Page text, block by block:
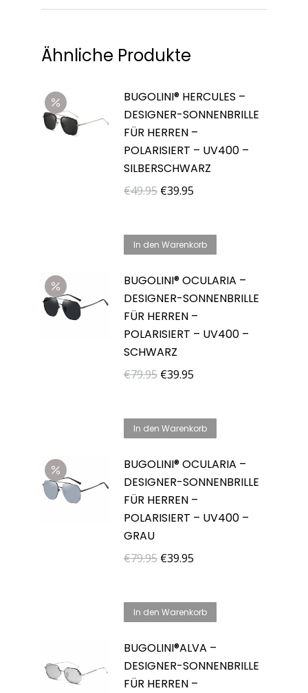
Ähnliche Produkte
BUGOLINI® HERCULES –
DESIGNER-SONNENBRILLE
FÜR HERREN –
POLARISIERT – UV400 –
SILBERSCHWARZ
€49.95 Ursprünglicher
€49.95
€39.95
€39.95.
In den Warenkorb
BUGOLINI® OCULARIA –
DESIGNER-SONNENBRILLE
FÜR HERREN –
POLARISIERT – UV400 –
SCHWARZ
€79.95 Ursprünglicher
€79.95
€39.95
€39.95.
In den Warenkorb
BUGOLINI® OCULARIA –
DESIGNER-SONNENBRILLE
FÜR HERREN –
POLARISIERT – UV400 –
GRAU
€79.95 Ursprünglicher
€79.95
€39.95
€39.95.
In den Warenkorb
BUGOLINI®ALVA –
DESIGNER-SONNENBRILLE
FÜR HERREN –